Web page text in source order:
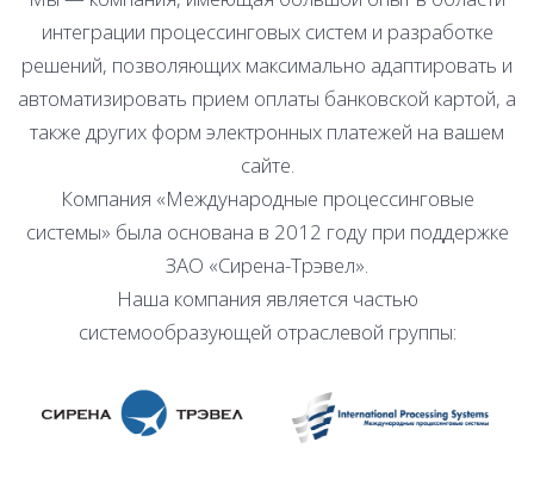
интеграции процессинговых систем и разработке
решений, позволяющих максимально адаптировать и
автоматизировать прием оплаты банковской картой, а
также других форм электронных платежей на вашем
сайте.
Компания «Международные процессинговые
системы» была основана в 2012 году при поддержке
ЗАО «Сирена-Трэвел».
Наша компания является частью
системообразующей отраслевой группы: